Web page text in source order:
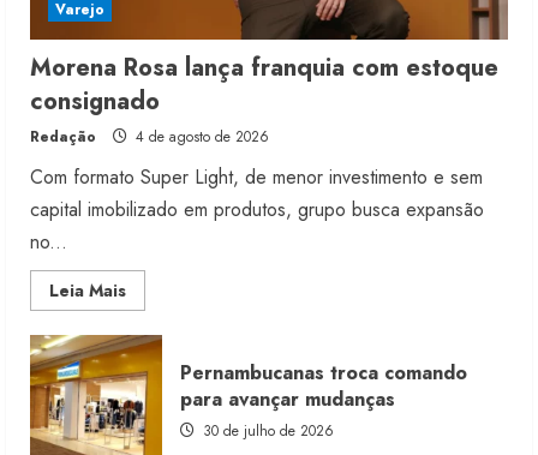
Varejo
Morena Rosa lança franquia com estoque
consignado
Redação 4 de agosto de 2026
Com formato Super Light, de menor investimento e sem
capital imobilizado em produtos, grupo busca expansão
no...
Leia MaisRead
more
Morena
Rosa
lança
franquia
com
estoque
consignado
Pernambucanas troca comando
para avançar mudanças
30 de julho de 2026